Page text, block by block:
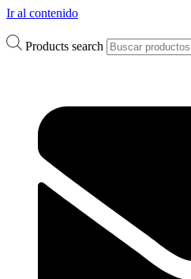
Ir al contenido
Products search